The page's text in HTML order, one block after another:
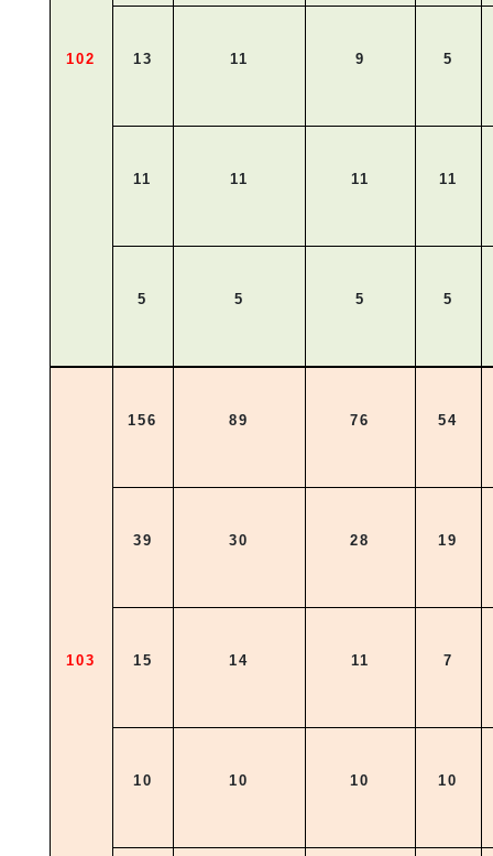
102 13 11 9 5
11 11 11 11
5 5 5 5
103
156 89 76 54
39 30 28 19
15 14 11 7
10 10 10 10